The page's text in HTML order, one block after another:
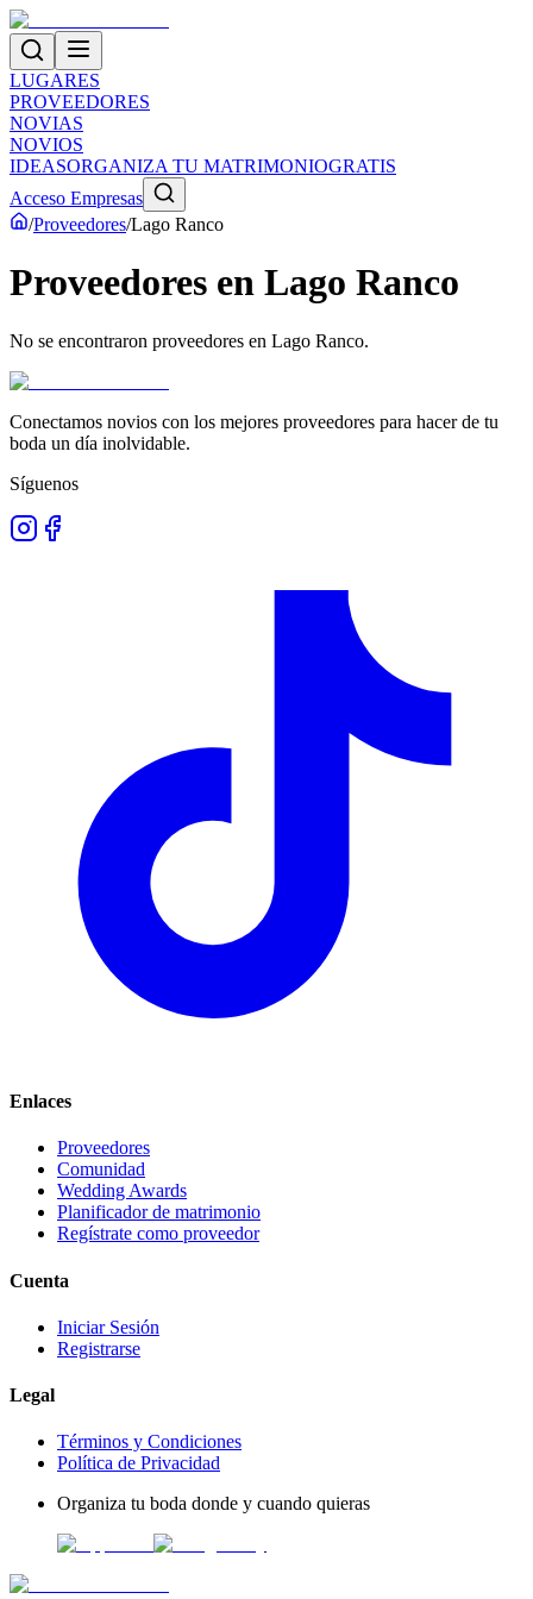
LUGARES
PROVEEDORES
NOVIAS
NOVIOS
IDEASORGANIZA TU MATRIMONIOGRATIS
Acceso Empresas
/Proveedores/Lago Ranco
Proveedores en Lago Ranco
No se encontraron proveedores en Lago Ranco.
Conectamos novios con los mejores proveedores para hacer de tu
boda un día inolvidable.
Síguenos
Enlaces
Proveedores
Comunidad
Wedding Awards
Planificador de matrimonio
Regístrate como proveedor
Cuenta
Iniciar Sesión
Registrarse
Legal
Términos y Condiciones
Política de Privacidad
Organiza tu boda donde y cuando quieras